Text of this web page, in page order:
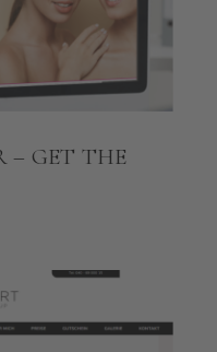
– GET THE